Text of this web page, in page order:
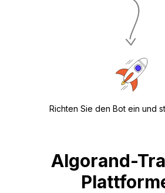
Richten Sie den Bot ein und
Algorand-